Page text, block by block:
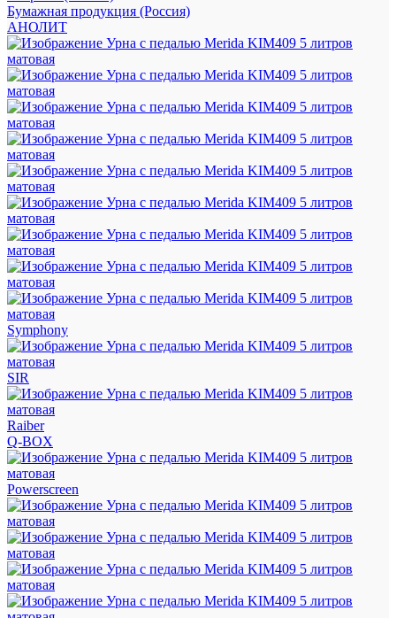
Бумажная продукция (Россия)
АНОЛИТ
Symphony
SIR
Raiber
Q-BOX
Powerscreen